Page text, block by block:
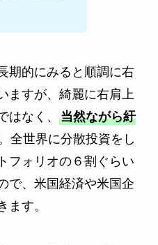
期的にみると順調に右
ますが、綺麗に右肩上
はなく、 当然ながら紆
全世界に分散投資をし
フォリオの６割ぐらい
で、米国経済や米国企
ます。